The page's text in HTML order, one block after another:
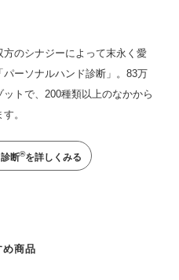
のシナジーによって末永く愛
ーソナルハンド診断」。83万
トで、200種類以上のなかから
。
断®を詳しくみる
め商品